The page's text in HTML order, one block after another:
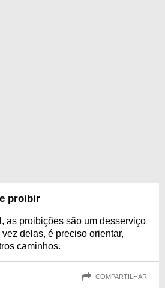
proibir
as proibições são um desserviço
delas, é preciso orientar,
caminhos.
COMPARTILHAR